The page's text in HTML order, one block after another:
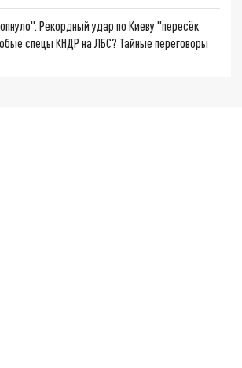
Рекордный удар по Киеву "пересёк
спецы КНДР на ЛБС? Тайные переговоры